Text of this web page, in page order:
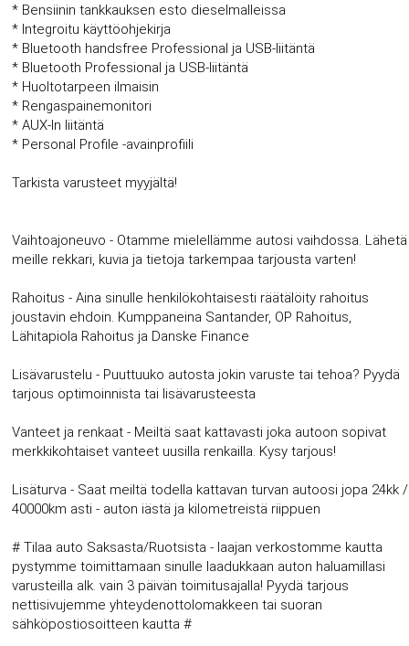
* Bensiinin tankkauksen esto dieselmalleissa
* Integroitu käyttöohjekirja
* Bluetooth handsfree Professional ja USB-liitäntä
* Bluetooth Professional ja USB-liitäntä
* Huoltotarpeen ilmaisin
* Rengaspainemonitori
* AUX-In liitäntä
* Personal Profile -avainprofiili
Tarkista varusteet myyjältä!
Vaihtoajoneuvo - Otamme mielellämme autosi vaihdossa. Lähetä
meille rekkari, kuvia ja tietoja tarkempaa tarjousta varten!
Rahoitus - Aina sinulle henkilökohtaisesti räätälöity rahoitus
joustavin ehdoin. Kumppaneina Santander, OP Rahoitus,
Lähitapiola Rahoitus ja Danske Finance
Lisävarustelu - Puuttuuko autosta jokin varuste tai tehoa? Pyydä
tarjous optimoinnista tai lisävarusteesta
Vanteet ja renkaat - Meiltä saat kattavasti joka autoon sopivat
merkkikohtaiset vanteet uusilla renkailla. Kysy tarjous!
Lisäturva - Saat meiltä todella kattavan turvan autoosi jopa 24kk /
40000km asti - auton iästä ja kilometreistä riippuen
# Tilaa auto Saksasta/Ruotsista - laajan verkostomme kautta
pystymme toimittamaan sinulle laadukkaan auton haluamillasi
varusteilla alk. vain 3 päivän toimitusajalla! Pyydä tarjous
nettisivujemme yhteydenottolomakkeen tai suoran
sähköpostiosoitteen kautta #